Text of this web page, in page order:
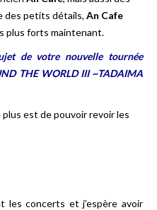
des petits détails, An Cafe
plus forts maintenant.
de votre nouvelle tournée
THE WORLD III ~TADAIMA
est de pouvoir revoir les
les concerts et j’espère avoir